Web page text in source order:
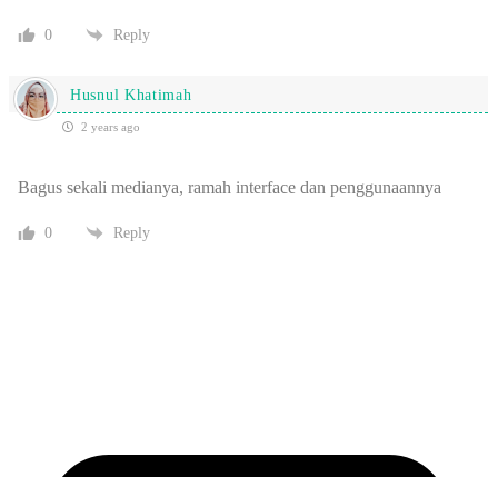
0 Reply
Husnul Khatimah
2 years ago
Bagus sekali medianya, ramah interface dan penggunaannya
0 Reply